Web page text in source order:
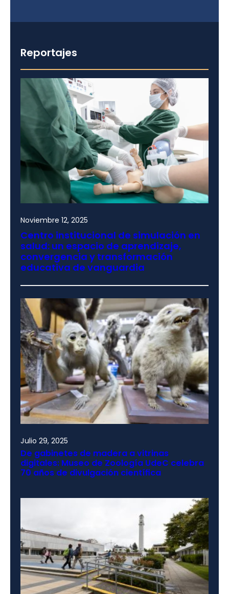
Reportajes
Noviembre 12, 2025
Centro institucional de simulación en
salud: un espacio de aprendizaje,
convergencia y transformación
educativa de vanguardia
Julio 29, 2025
De gabinetes de madera a vitrinas
digitales: Museo de Zoología UdeC celebra
70 años de divulgación científica